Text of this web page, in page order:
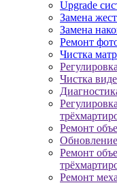
Upgrade
Замена
Замена
Ремонт
Чистка
Регулировка
Чистка
Ремонт
Ремонт
Ремонт